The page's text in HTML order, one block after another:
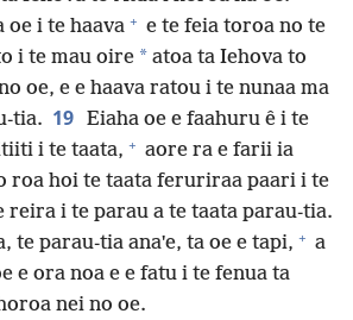
oe i te haava + e te feia toroa no te
i te mau oire * atoa ta Iehova to
oe, e e haava ratou i te nunaa ma
tia. 19 Eiaha oe e faahuru ê i te
i te taata, + aore ra e farii ia
roa hoi te taata feruriraa paari i te
reira i te parau a te taata parau-tia.
te parau-tia anaˈe, ta oe e tapi, + a
e ora noa e e fatu i te fenua ta
nei no oe.